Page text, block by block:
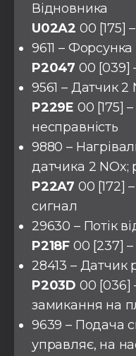
Відновника
U02A2 00 [175]
9611 –
P2047 00 [039]
9561 – Датчик 2
P229E 00 [175]
несправність
9880 –
датчика 2 NOx;
P22A7 00 [172]
сигнал
29630 – Потік
P218F 00 [237] –
28413 – Датчик
P203D 00 [036]
замикання на
9639 – Подача
управляє, на